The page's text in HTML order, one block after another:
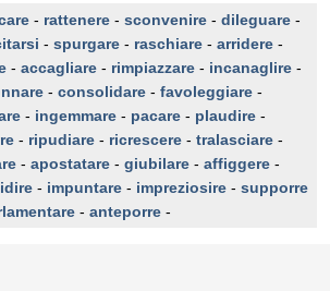
- rattenere - sconvenire - dileguare -
- spurgare - raschiare - arridere -
- accagliare - rimpiazzare - incanaglire -
- consolidare - favoleggiare -
- ingemmare - pacare - plaudire -
- ripudiare - ricrescere - tralasciare -
- apostatare - giubilare - affiggere -
- impuntare - impreziosire - supporre
- anteporre -